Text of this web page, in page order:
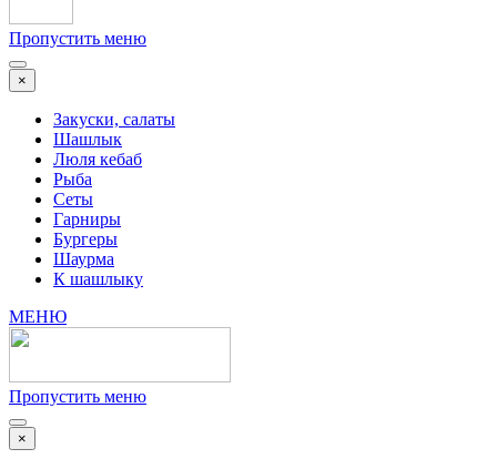
Пропустить меню
×
Закуски, салаты
Шашлык
Люля кебаб
Рыба
Сеты
Гарниры
Бургеры
Шаурма
К шашлыку
МЕНЮ
Пропустить меню
×